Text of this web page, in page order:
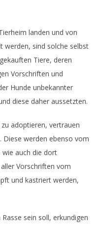
landen und von
werden, sind solche selbst
Tiere, deren
Vorschriften und
Hunde unbekannter
diese daher aussetzten.
adoptieren, vertrauen
Diese werden ebenso vom
auch die dort
Vorschriften vom
und kastriert werden,
sein soll, erkundigen